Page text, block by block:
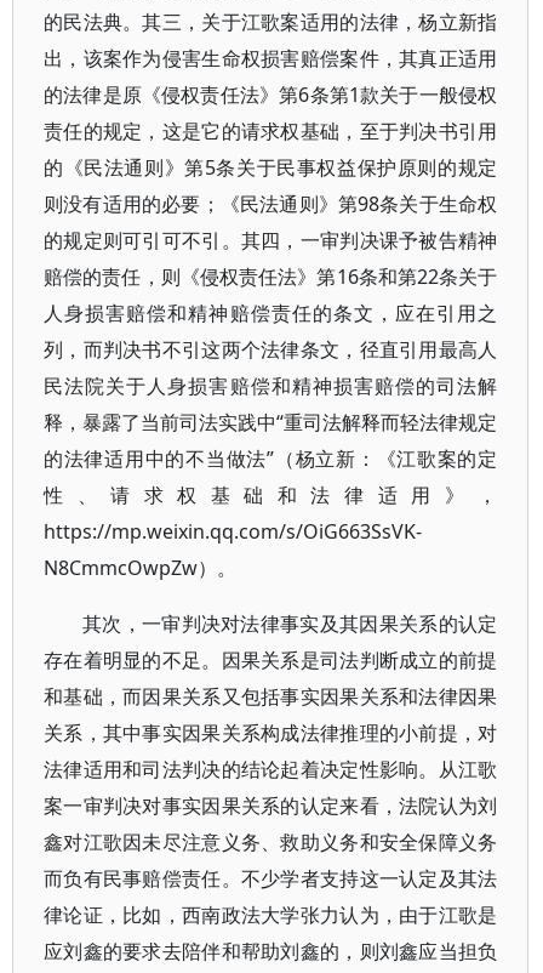
的民法典。其三，关于江歌案适用的法律，杨立新指
出，该案作为侵害生命权损害赔偿案件，其真正适用
的法律是原《侵权责任法》第6条第1款关于一般侵权
责任的规定，这是它的请求权基础，至于判决书引用
的《民法通则》第5条关于民事权益保护原则的规定
则没有适用的必要；《民法通则》第98条关于生命权
的规定则可引可不引。其四，一审判决课予被告精神
赔偿的责任，则《侵权责任法》第16条和第22条关于
人身损害赔偿和精神赔偿责任的条文，应在引用之
列，而判决书不引这两个法律条文，径直引用最高人
民法院关于人身损害赔偿和精神损害赔偿的司法解
释，暴露了当前司法实践中“重司法解释而轻法律规定
的法律适用中的不当做法”（杨立新：《江歌案的定
性、请求权基础和法律适用》，
https://mp.weixin.qq.com/s/OiG663SsVK-
N8CmmcOwpZw）。
其次，一审判决对法律事实及其因果关系的认定
存在着明显的不足。因果关系是司法判断成立的前提
和基础，而因果关系又包括事实因果关系和法律因果
关系，其中事实因果关系构成法律推理的小前提，对
法律适用和司法判决的结论起着决定性影响。从江歌
案一审判决对事实因果关系的认定来看，法院认为刘
鑫对江歌因未尽注意义务、救助义务和安全保障义务
而负有民事赔偿责任。不少学者支持这一认定及其法
律论证，比如，西南政法大学张力认为，由于江歌是
应刘鑫的要求去陪伴和帮助刘鑫的，则刘鑫应当担负